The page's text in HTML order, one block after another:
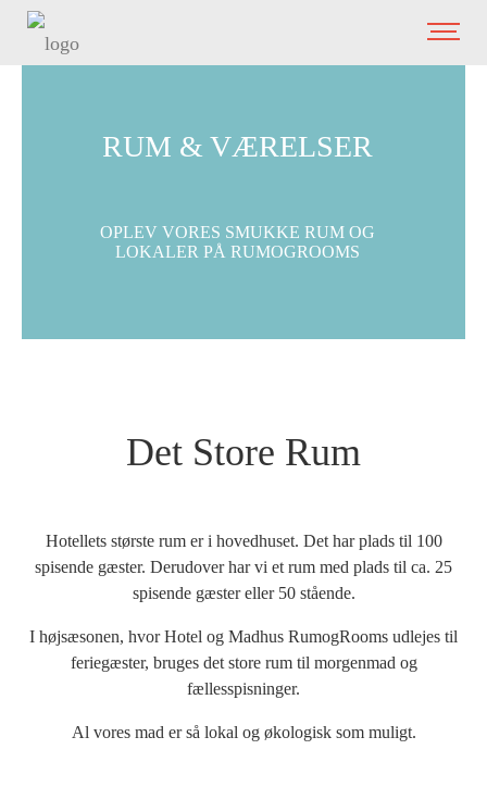
RUM & VÆRELSER
OPLEV VORES SMUKKE RUM OG
LOKALER PÅ RUMOGROOMS
Det Store Rum
Hotellets største rum er i hovedhuset. Det har plads til 100
spisende gæster. Derudover har vi et rum med plads til ca. 25
spisende gæster eller 50 stående.
I højsæsonen, hvor Hotel og Madhus RumogRooms udlejes til
feriegæster, bruges det store rum til morgenmad og
fællesspisninger.
Al vores mad er så lokal og økologisk som muligt.